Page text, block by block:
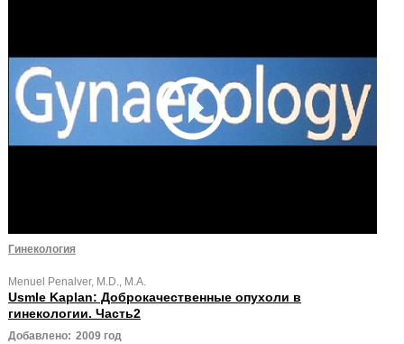
Гинекология
Menuel Penalver, M.D., M.A.
Usmle Kaplan: Доброкачественные опухоли в
гинекологии. Часть2
Добавлено: 2009 год